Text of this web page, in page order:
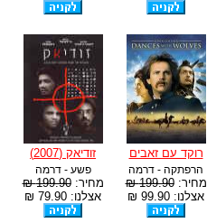
רוקד עם זאבים
הרפתקה - דרמה
מחיר:199.90 ₪
אצלנו: 99.90 ₪
זודיאק (2007)
פשע - דרמה
מחיר:199.90 ₪
אצלנו: 79.90 ₪